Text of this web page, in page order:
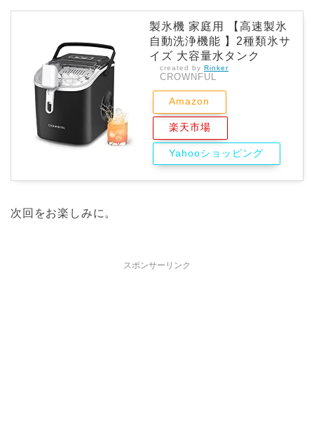
製氷機 家庭用 【高速製氷
自動洗浄機能 】2種類氷サ
イズ 大容量水タンク
created by Rinker
CROWNFUL
Amazon
楽天市場
Yahooショッピング
次回をお楽しみに。
スポンサーリンク